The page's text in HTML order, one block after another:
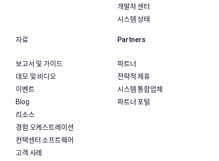
개발자 센터
시스템 상태
자료
보고서 및 가이드
데모 및 비디오
이벤트
Blog
리소스
경험 오케스트레이션
컨택센터 소프트웨어
고객 사례
Partners
파트너
전략적 제휴
시스템 통합업체
파트너 포털